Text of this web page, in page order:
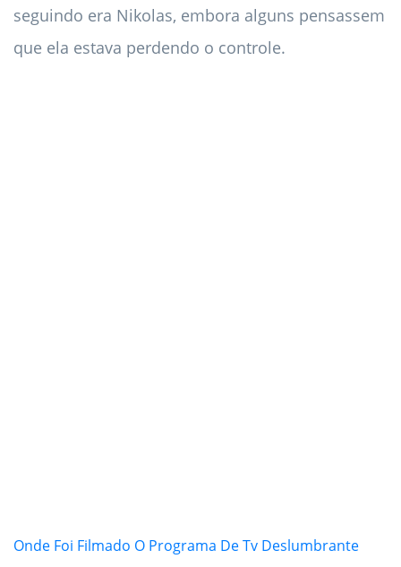
seguindo era Nikolas, embora alguns pensassem
que ela estava perdendo o controle.
Onde Foi Filmado O Programa De Tv Deslumbrante